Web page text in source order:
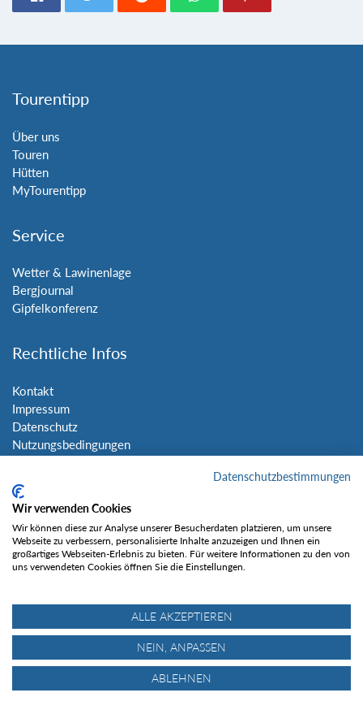
Tourentipp
Über uns
Touren
Hütten
MyTourentipp
Service
Wetter & Lawinenlage
Bergjournal
Gipfelkonferenz
Rechtliche Infos
Kontakt
Impressum
Datenschutz
Nutzungsbedingungen
Social Media
Gefällt mir
Datenschutzbestimmungen
Wir verwenden Cookies
Wir können diese zur Analyse unserer Besucherdaten platzieren, um unsere
Webseite zu verbessern, personalisierte Inhalte anzuzeigen und Ihnen ein
großartiges Webseiten-Erlebnis zu bieten. Für weitere Informationen zu den von
uns verwendeten Cookies öffnen Sie die Einstellungen.
ALLE AKZEPTIEREN
NEIN, ANPASSEN
ABLEHNEN